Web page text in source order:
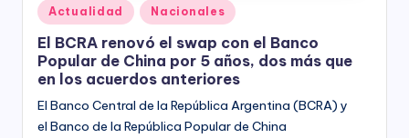
Posted
in
Actualidad Nacionales
El BCRA renovó el swap con el Banco
Popular de China por 5 años, dos más que
en los acuerdos anteriores
El Banco Central de la República Argentina (BCRA) y
el Banco de la República Popular de China